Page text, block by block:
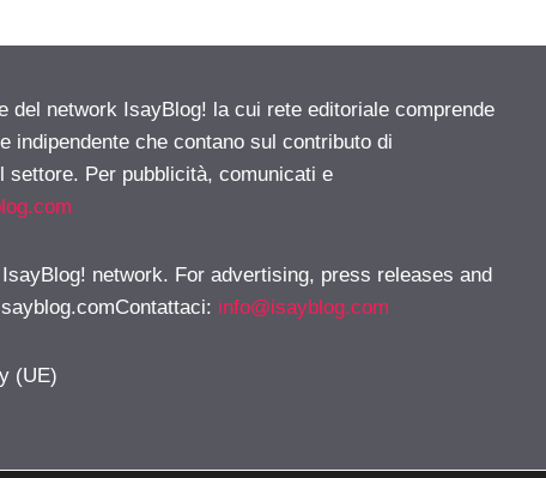
del network IsayBlog! la cui rete editoriale comprende
indipendente che contano sul contributo di
settore. Per pubblicità, comunicati e
network. For advertising, press releases and
: info@isayblog.com
(UE)